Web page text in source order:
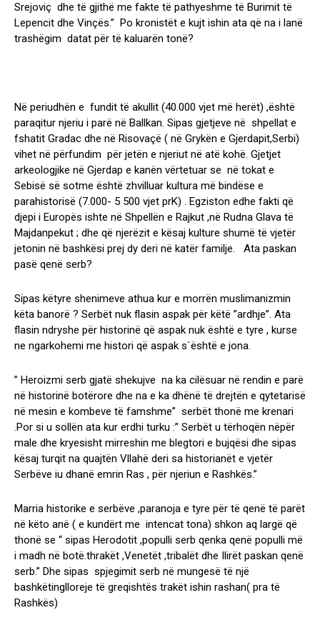
Srejoviç dhe të gjithë me fakte të pathyeshme të Burimit të
Lepencit dhe Vinçës.” Po kronistët e kujt ishin ata që na i lanë
trashëgim datat për të kaluarën tonë?
Në periudhën e fundit të akullit (40.000 vjet më herët) ,është
paraqitur njeriu i parë në Ballkan. Sipas gjetjeve në shpellat e
fshatit Gradac dhe në Risovaçë ( në Grykën e Gjerdapit,Serbi)
vihet në përfundim për jetën e njeriut në atë kohë. Gjetjet
arkeologjike në Gjerdap e kanën vërtetuar se në tokat e
Sebisë së sotme është zhvilluar kultura më bindëse e
parahistorisë (7.000- 5 500 vjet prK) . Egziston edhe fakti që
djepi i Europës ishte në Shpellën e Rajkut ,në Rudna Glava të
Majdanpekut ; dhe që njerëzit e kësaj kulture shumë të vjetër
jetonin në bashkësi prej dy deri në katër familje. Ata paskan
pasë qenë serb?
Sipas këtyre shenimeve athua kur e morrën muslimanizmin
këta banorë ? Serbët nuk flasin aspak për këtë ”ardhje”. Ata
flasin ndryshe për historinë që aspak nuk është e tyre , kurse
ne ngarkohemi me histori që aspak s`është e jona.
” Heroizmi serb gjatë shekujve na ka cilësuar në rendin e parë
në historinë botërore dhe na e ka dhënë të drejtën e qytetarisë
në mesin e kombeve të famshme” serbët thonë me krenari
.Por si u sollën ata kur erdhi turku :” Serbët u tërhoqën nëpër
male dhe kryesisht mirreshin me blegtori e bujqësi dhe sipas
kësaj turqit na quajtën Vllahë deri sa historianët e vjetër
Serbëve iu dhanë emrin Ras , për njeriun e Rashkës.”
Marria historike e serbëve ,paranoja e tyre për të qenë të parët
në këto anë ( e kundërt me intencat tona) shkon aq largë që
thonë se “ sipas Herodotit ,populli serb qenka qenë populli më
i madh në botë.thrakët ,Venetët ,tribalët dhe Ilirët paskan qenë
serb.” Dhe sipas spjegimit serb në mungesë të një
bashkëtinglloreje të greqishtës trakët ishin rashan( pra të
Rashkës)